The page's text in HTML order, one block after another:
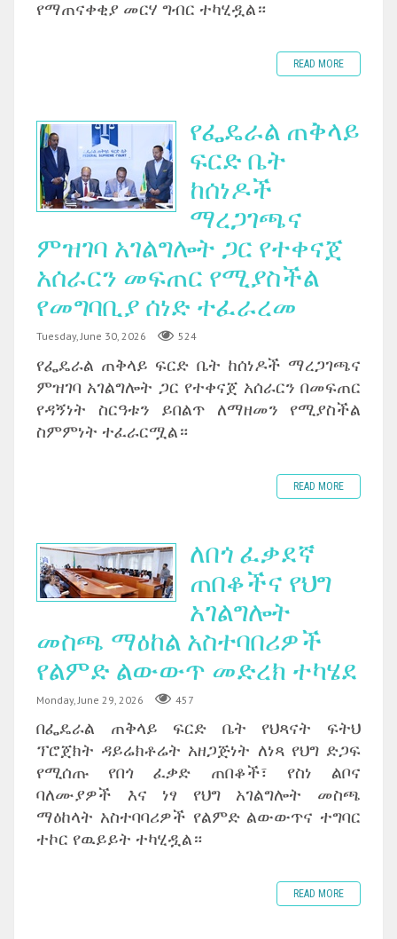
የማጠናቀቂያ መርሃ ግብር ተካሂዷል።
READ MORE
የፌዴራል ጠቅላይ
ፍርድ ቤት
ከሰነዶች
ማረጋገጫና
ምዝገባ አገልግሎት ጋር የተቀናጀ
አሰራርን መፍጠር የሚያስችል
የመግባቢያ ሰነድ ተፈራረመ
Tuesday, June 30, 2026 524
‎የፌዴራል ጠቅላይ ፍርድ ቤት ከሰነዶች ማረጋገጫና
ምዝገባ አገልግሎት ጋር የተቀናጀ አሰራርን በመፍጠር
የዳኝነት ስርዓቱን ይበልጥ ለማዘመን የሚያስችል
ስምምነት ተፈራርሟል።
READ MORE
ለበጎ ፈቃደኛ
ጠበቆችና የህግ
አገልግሎት
መስጫ ማዕከል አስተባበሪዎች
የልምድ ልውውጥ መድረክ ተካሄደ
Monday, June 29, 2026 457
በፌዴራል ጠቅላይ ፍርድ ቤት የህጻናት ፍትህ
ፕሮጀክት ዳይሬክቶሬት አዘጋጅነት ለነጻ የህግ ድጋፍ
የሚሰጡ የበጎ ፈቃድ ጠበቆች፣ የስነ ልቦና
ባለሙያዎች እና ነፃ የህግ አገልግሎት መስጫ
ማዕከላት አስተባባሪዎች የልምድ ልውውጥና ተግባር
ተኮር የዉይይት ተካሂዷል።
READ MORE